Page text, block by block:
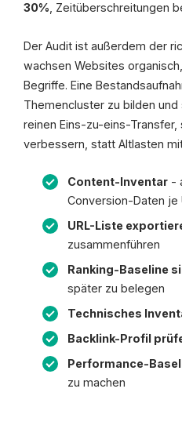
30% , Zeitüberschreitungen
Der Audit ist außerdem der
wachsen Websites
Begriffe. Eine
Themencluster zu bilden
reinen Eins-zu-eins-
verbessern, statt Altlasten
Content-Inventar -
Conversion-Daten je
URL-Liste
zusammenführen
Ranking-Baseline
später zu belegen
Technisches
Backlink-Profil
Performance-
zu machen